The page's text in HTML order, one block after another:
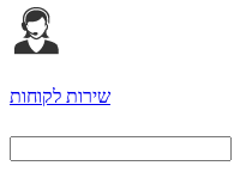
שירות לקוחות